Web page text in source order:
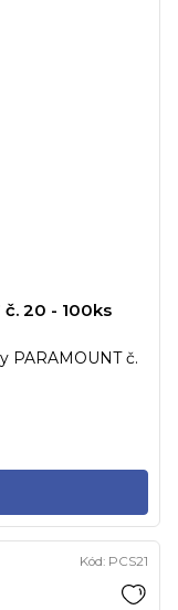
20 - 100ks
PARAMOUNT č.
Kód: PCS21